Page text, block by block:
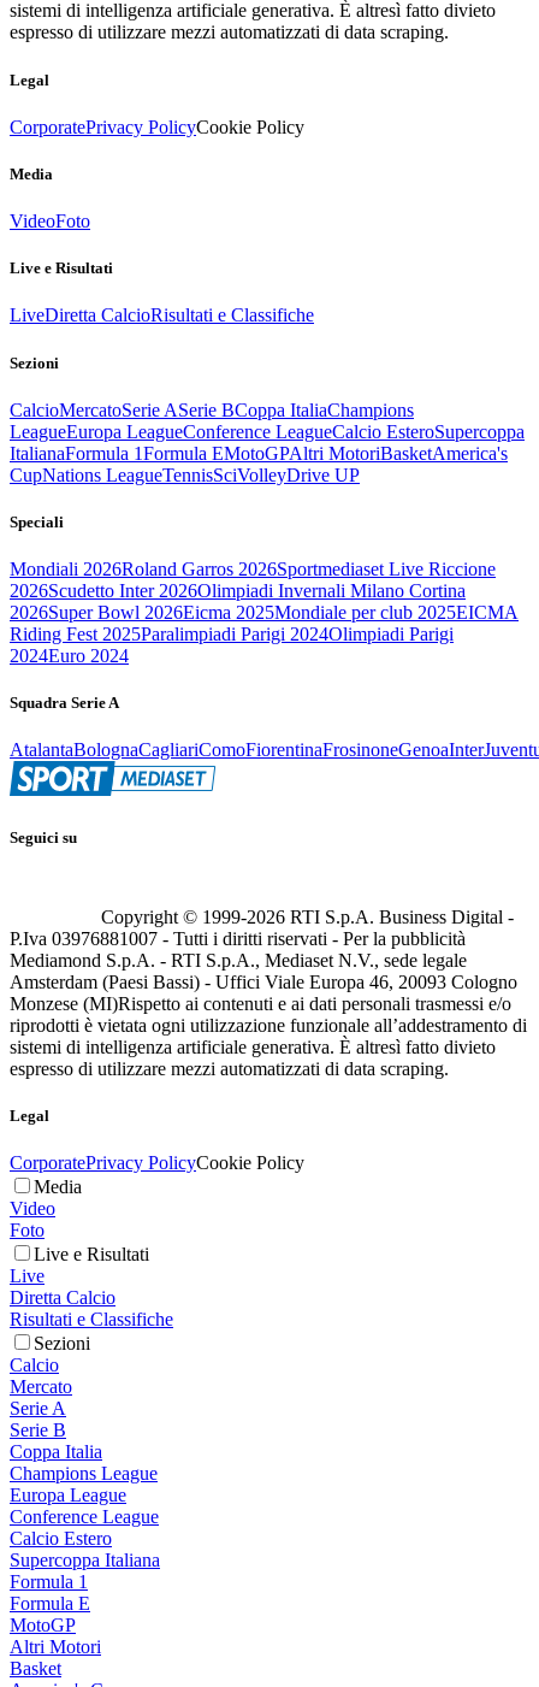
sistemi di intelligenza artificiale generativa. È altresì fatto divieto
espresso di utilizzare mezzi automatizzati di data scraping.
Legal
CorporatePrivacy PolicyCookie Policy
Media
VideoFoto
Live e Risultati
LiveDiretta CalcioRisultati e Classifiche
Sezioni
CalcioMercatoSerie ASerie BCoppa ItaliaChampions
LeagueEuropa LeagueConference LeagueCalcio EsteroSupercoppa
ItalianaFormula 1Formula EMotoGPAltri MotoriBasketAmerica's
CupNations LeagueTennisSciVolleyDrive UP
Speciali
Mondiali 2026Roland Garros 2026Sportmediaset Live Riccione
2026Scudetto Inter 2026Olimpiadi Invernali Milano Cortina
2026Super Bowl 2026Eicma 2025Mondiale per club 2025EICMA
Riding Fest 2025Paralimpiadi Parigi 2024Olimpiadi Parigi
2024Euro 2024
Squadra Serie A
AtalantaBolognaCagliariComoFiorentinaFrosinoneGenoaInter
Seguici su
Copyright © 1999-2026 RTI S.p.A. Business Digital -
P.Iva 03976881007 - Tutti i diritti riservati - Per la pubblicità
Mediamond S.p.A. - RTI S.p.A., Mediaset N.V., sede legale
Amsterdam (Paesi Bassi) - Uffici Viale Europa 46, 20093 Cologno
Monzese (MI)Rispetto ai contenuti e ai dati personali trasmessi e/o
riprodotti è vietata ogni utilizzazione funzionale all’addestramento di
sistemi di intelligenza artificiale generativa. È altresì fatto divieto
espresso di utilizzare mezzi automatizzati di data scraping.
Legal
CorporatePrivacy PolicyCookie Policy
Media
Video
Foto
Live e Risultati
Live
Diretta Calcio
Risultati e Classifiche
Sezioni
Calcio
Mercato
Serie A
Serie B
Coppa Italia
Champions League
Europa League
Conference League
Calcio Estero
Supercoppa Italiana
Formula 1
Formula E
MotoGP
Altri Motori
Basket